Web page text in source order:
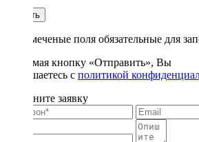
Купить
* - отмеченые поля обязательные для
Нажимая кнопку «Отправить», Вы
соглашаетесь с политикой
Заполните заявку